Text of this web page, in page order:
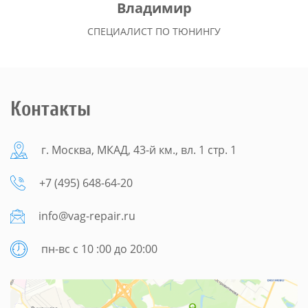
Владимир
СПЕЦИАЛИСТ ПО ТЮНИНГУ
Контакты
г. Москва, МКАД, 43-й км., вл. 1 стр. 1
+7 (495) 648-64-20
info@vag-repair.ru
пн-вс с 10 :00 до 20:00